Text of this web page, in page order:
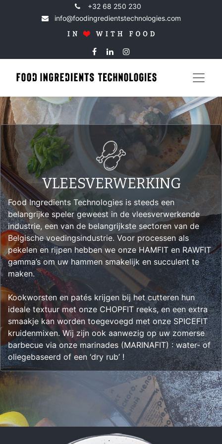
+32 68 250 230
info@foodingredientstechnologies.com
VLEESVERWERKING
Food Ingredients Technologies is steeds een
belangrijke speler geweest in de vleesverwerkende
industrie, een van de belangrijkste sectoren van de
Belgische voedingsindustrie. Voor processen als
pekelen en rijpen hebben we onze HAMFIT en RAWFIT
gamma’s om uw hammen smakelijk en succulent te
maken.
Kookworsten en patés krijgen bij het cutteren hun
ideale textuur met onze CHOPFIT reeks, en een extra
smaakje kan worden toegevoegd met onze SPICEFIT
kruidenmixen. Wij zijn ook aanwezig op uw zomerse
barbecue via onze marinades (MARINAFIT) : water- of
oliegebaseerd of een ‘dry rub’ !